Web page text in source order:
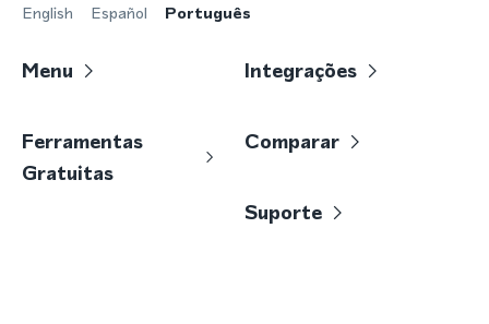
English Español Português
Menu Integrações
Ferramentas
Gratuitas
Comparar
Suporte